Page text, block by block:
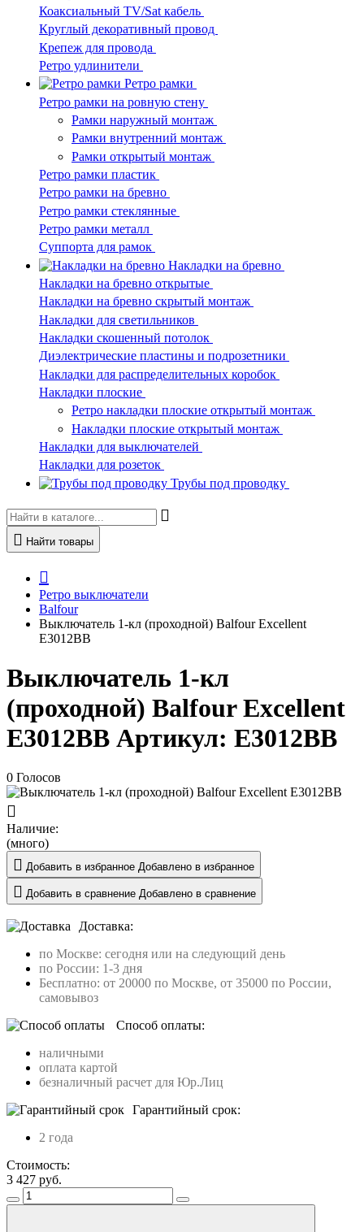
Коаксиальный TV/Sat кабель
Круглый декоративный провод
Крепеж для провода
Ретро удлинители
Ретро рамки
Ретро рамки на ровную стену
Рамки наружный монтаж
Рамки внутренний монтаж
Рамки открытый монтаж
Ретро рамки пластик
Ретро рамки на бревно
Ретро рамки стеклянные
Ретро рамки металл
Суппорта для рамок
Накладки на бревно
Накладки на бревно открытые
Накладки на бревно скрытый монтаж
Накладки для светильников
Накладки скошенный потолок
Диэлектрические пластины и подрозетники
Накладки для распределительных коробок
Накладки плоские
Ретро накладки плоские открытый монтаж
Накладки плоские открытый монтаж
Накладки для выключателей
Накладки для розеток
Трубы под проводку
Найти товары
Ретро выключатели
Balfour
Выключатель 1-кл (проходной) Balfour Excellent
E3012BB
Выключатель 1-кл
(проходной) Balfour Excellent
E3012BB Артикул: E3012BB
0 Голосов
Наличие:
(много)
Добавить в избранное Добавлено в избранное
Добавить в сравнение Добавлено в сравнение
Доставка:
по Москве: сегодня или на следующий день
по России: 1-3 дня
Бесплатно: от 20000 по Москве, от 35000 по России,
самовывоз
Способ оплаты:
наличными
оплата картой
безналичный расчет для Юр.Лиц
Гарантийный срок:
2 года
Стоимость:
3 427 руб.